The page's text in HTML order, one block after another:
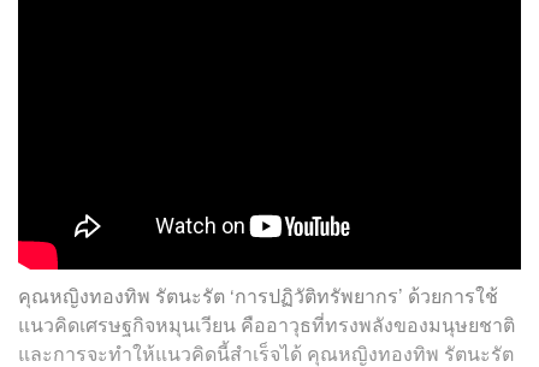
คุณหญิงทองทิพ รัตนะรัต ‘การปฏิวัติทรัพยากร’ ด้วยการใช้
แนวคิดเศรษฐกิจหมุนเวียน คืออาวุธที่ทรงพลังของมนุษยชาติ
และการจะทำให้แนวคิดนี้สำเร็จได้ คุณหญิงทองทิพ รัตนะรัต